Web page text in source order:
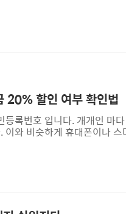
20% 할인 여부 확인법
록번호 입니다. 개개인 마
와 비슷하게 휴대폰이나
고유코드로 개통할때 꼭 필
지 못하도록 할 때도 사용